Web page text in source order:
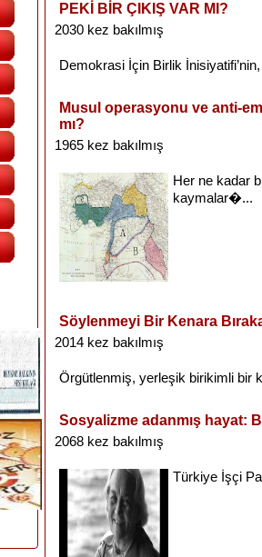
PEKİ BİR ÇIKIŞ VAR MI?
2030 kez bakılmış
Demokrasi İçin Birlik İnisiyatifi’nin
Musul operasyonu ve anti-
mı?
1965 kez bakılmış
Her ne kadar
kaymalar�...
Söylenmeyi Bir Kenara
2014 kez bakılmış
Örgütlenmiş, yerleşik birikimli bir
Sosyalizme adanmış hayat:
2068 kez bakılmış
Türkiye İşçi